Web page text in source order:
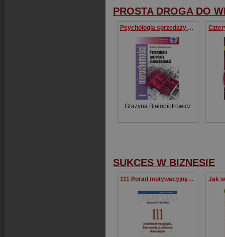
PROSTA DROGA DO
Psychologia sprzedaży nieruchomości
Grażyna Białopiotrowicz
SUKCES W BIZNESIE
111 Porad motywacyjnych, które sprawią, że staniesz się skuteczniejszy